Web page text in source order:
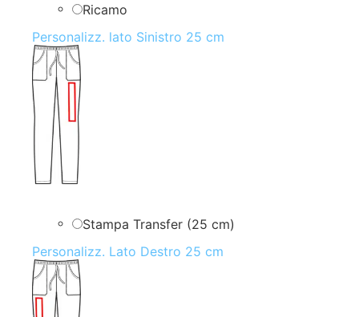
Ricamo
Personalizz. lato Sinistro 25 cm
Stampa Transfer (25 cm)
Personalizz. Lato Destro 25 cm